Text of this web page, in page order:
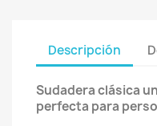
Descripción
Sudadera clásica
perfecta para